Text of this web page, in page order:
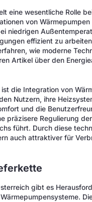
eine wesentliche Rolle
von
niedrigen
effizient zu
wie moderne
Artikel über den
die Integration von
Nutzern, ihre
und die
präzisere Regulierung
führt. Durch diese
auch attraktiver für
gibt es